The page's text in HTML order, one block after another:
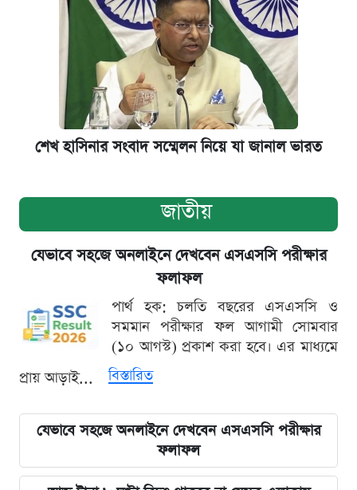
শেখ হাসিনার সংবাদ সম্মেলন নিয়ে যা জানাল ভারত
জাতীয়
যেভাবে সহজে অনলাইনে দেখবেন এসএসসি পরীক্ষার
ফলাফল
পার্থ হক: চলতি বছরের এসএসসি ও
সমমান পরীক্ষার ফল আগামী সোমবার
(১০ আগস্ট) প্রকাশ করা হবে। এর মাধ্যমে
প্রায় আড়াই...
বিস্তারিত
যেভাবে সহজে অনলাইনে দেখবেন এসএসসি পরীক্ষার
ফলাফল